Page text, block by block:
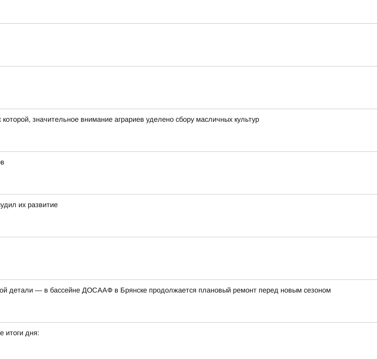
значительное внимание аграриев уделено сбору масличных культур
их развитие
детали — в бассейне ДОСААФ в Брянске продолжается плановый ремонт перед новым сезоном
итоги дня: